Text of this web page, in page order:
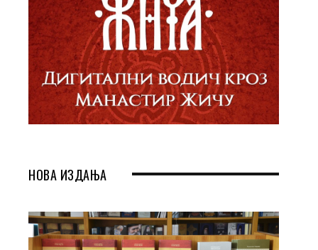
НОВА ИЗДАЊА